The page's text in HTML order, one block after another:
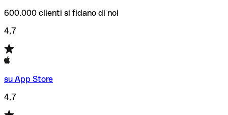
600.000 clienti si fidano di noi
4,7
su App Store
4,7